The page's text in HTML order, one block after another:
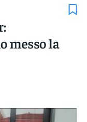
messo la